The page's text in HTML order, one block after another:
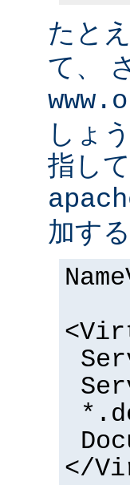
たとえ
て、
しょ
指し
加す
</